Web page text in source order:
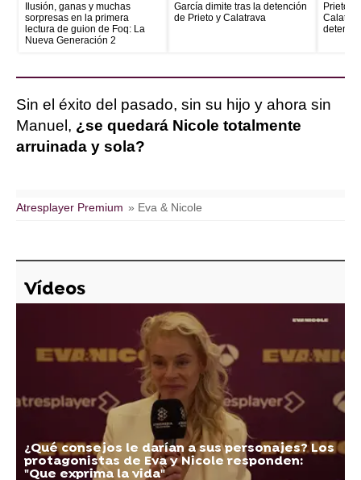
Ilusión, ganas y muchas
sorpresas en la primera
lectura de guion de Foq: La
Nueva Generación 2
García dimite tras la detención
de Prieto y Calatrava
Prieto
Sin el éxito del pasado, sin su hijo y ahora sin
Manuel, ¿se quedará Nicole totalmente
arruinada y sola?
Atresplayer Premium » Eva & Nicole
Vídeos
¿Qué consejos le darían a sus personajes? Los
protagonistas de Eva y Nicole responden:
"Que exprima la vida"